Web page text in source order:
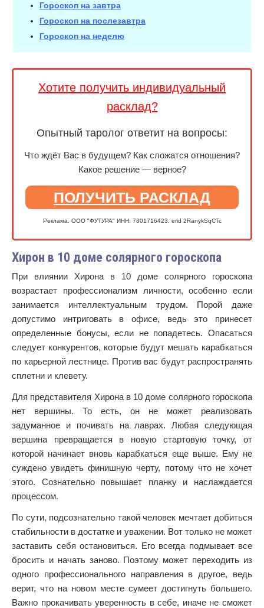
Гороскоп на завтра
Гороскоп на послезавтра
Гороскоп на неделю
Хотите получить индивидуальный
расклад?
Опытный таролог ответит на вопросы:
Что ждёт Вас в будущем? Как сложатся отношения?
Какое решение — верное?
ПОЛУЧИТЬ РАСКЛАД
Реклама. ООО "ФУТУРА" ИНН: 7801716423. erid 2RanykSqCTc
Хирон в 10 доме солярного гороскопа
При влиянии Хирона в 10 доме солярного гороскопа
возрастает профессионализм личности, особенно если
занимается интеллектуальным трудом. Порой даже
допустимо интриговать в офисе, ведь это принесет
определенные бонусы, если не попадетесь. Опасаться
следует конкурентов, которые будут мешать карабкаться
по карьерной лестнице. Против вас будут распространять
сплетни и клевету.
Для представителя Хирона в 10 доме солярного гороскопа
нет вершины. То есть, он не может реализовать
задуманное и почивать на лаврах. Любая следующая
вершина превращается в новую стартовую точку, от
которой начинает вновь карабкаться еще выше. Ему не
суждено увидеть финишную черту, потому что не хочет
этого. Сознательно повышает планку и наслаждается
процессом.
По сути, подсознательно такой человек мечтает добиться
стабильности в достатке и уважении. Вот только не может
заставить себя остановиться. Его всегда подмывает все
бросить и начать заново. Поэтому может переходить из
одного профессионального направления в другое, ведь
верит, что на новом месте сумеет достигнуть большего.
Важно прокачивать уверенность в себе, иначе не сможет